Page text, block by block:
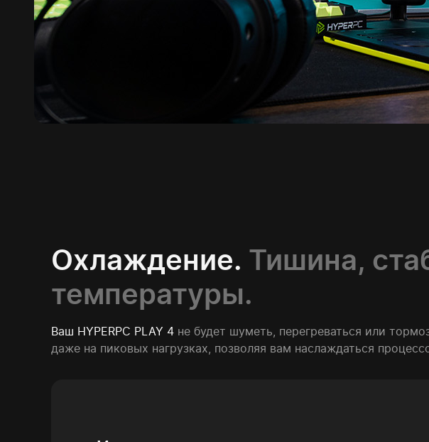
Охлаждение. Тишина,
температуры.
Ваш HYPERPC PLAY 4 не будет шуметь, перегреваться или
даже на пиковых нагрузках, позволяя вам наслаждаться